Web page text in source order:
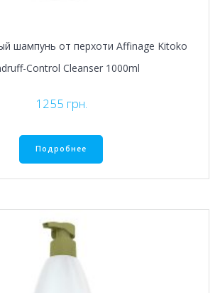
шампунь от перхоти Affinage Kitoko
Control Cleanser 1000ml
1255 грн.
Подробнее